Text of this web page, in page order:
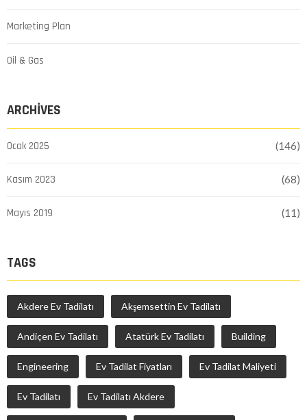
Marketing Plan
Oil & Gas
ARCHIVES
Ocak 2025 (146)
Kasım 2023 (68)
Mayıs 2019 (11)
TAGS
Akdere Ev Tadilatı Akşemsettin Ev Tadilatı
Andiçen Ev Tadilatı Atatürk Ev Tadilatı Building
Engineering Ev Tadilat Fiyatları Ev Tadilat Maliyeti
Ev Tadilatı Ev Tadilatı Akdere